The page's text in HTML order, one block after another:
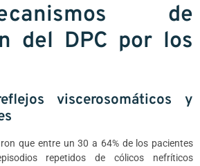
de
del DPC por los
viscerosomáticos y
que entre un 30 a 64% de los pacientes
repetidos de cólicos nefríticos